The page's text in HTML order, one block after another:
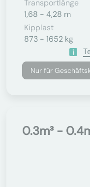
Transportlänge
1,68 - 4,28 m
Kipplast
873 - 1652 kg
Nur für
0.3m³ -